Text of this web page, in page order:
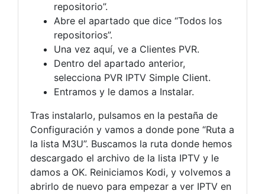
repositorio”.
Abre el apartado que dice “Todos los
repositorios”.
Una vez aquí, ve a Clientes PVR.
Dentro del apartado anterior,
selecciona PVR IPTV Simple Client.
Entramos y le damos a Instalar.
Tras instalarlo, pulsamos en la pestaña de
Configuración y vamos a donde pone “Ruta a
la lista M3U”. Buscamos la ruta donde hemos
descargado el archivo de la lista IPTV y le
damos a OK. Reiniciamos Kodi, y volvemos a
abrirlo de nuevo para empezar a ver IPTV en